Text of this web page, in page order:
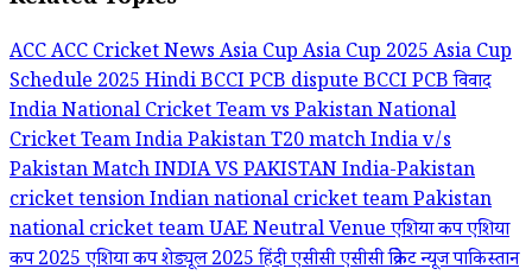
ACCACC Cricket NewsAsia CupAsia Cup 2025Asia Cup
Schedule 2025 HindiBCCI PCB disputeBCCI PCB विवाद
India National Cricket Team vs Pakistan National
Cricket TeamIndia Pakistan T20 matchIndia v/s
Pakistan MatchINDIA VS PAKISTANIndia-Pakistan
cricket tensionIndian national cricket teamPakistan
national cricket teamUAE Neutral Venueएशिया कपएशिया
कप 2025एशिया कप शेड्यूल 2025 हिंदीएसीसीएसीसी क्रिकेट न्यूजपाकिस्तान